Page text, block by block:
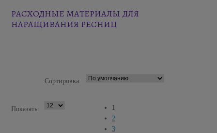
РАСХОДНЫЕ МАТЕРИАЛЫ ДЛЯ
НАРАЩИВАНИЯ РЕСНИЦ
Сортировка:
Показать:
1
2
3